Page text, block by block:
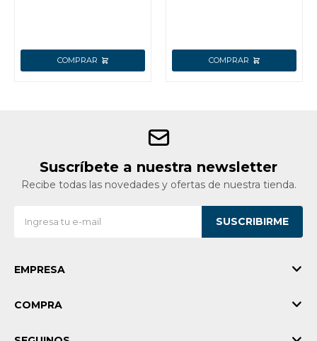
Suscríbete a nuestra newsletter
Recibe todas las novedades y ofertas de nuestra tienda.
SUSCRIBIRME
EMPRESA
COMPRA